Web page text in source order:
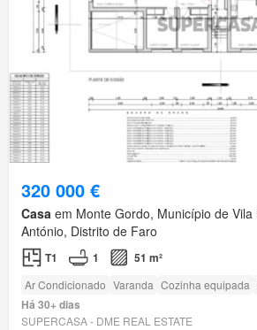
320 000 €
Casa em Monte Gordo, Município de Vila
António, Distrito de Faro
T1 1 51 m²
Ar Condicionado Varanda Cozinha equipada
Há 30+ dias
SUPERCASA - DME REAL ESTATE